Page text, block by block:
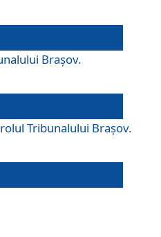
Braşov.
Tribunalului Braşov.